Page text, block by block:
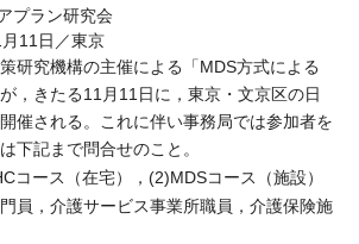
プラン研究会
11日／東京
研究機構の主催による「MDS方式による
，きたる11月11日に，東京・文京区の日
催される。これに伴い事務局では参加者を
下記まで問合せのこと。
コース（在宅），(2)MDSコース（施設）
門員，介護サービス事業所職員，介護保険施